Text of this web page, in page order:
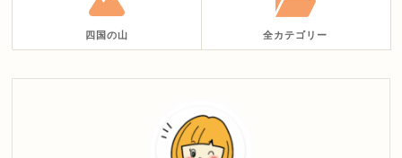
四国の山 全カテゴリー